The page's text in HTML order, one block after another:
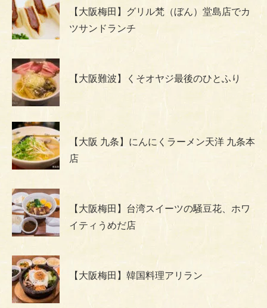
【大阪梅田】グリル梵（ぼん）堂島店でカ
ツサンドランチ
【大阪難波】くそオヤジ最後のひとふり
【大阪 九条】にんにくラーメン天洋 九条本
店
【大阪梅田】台湾スイーツの騒豆花、ホワ
イティうめだ店
【大阪梅田】韓国料理アリラン